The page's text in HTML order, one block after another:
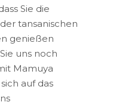
Sie die
tansanischen
genießen
uns noch
Mamuya
auf das